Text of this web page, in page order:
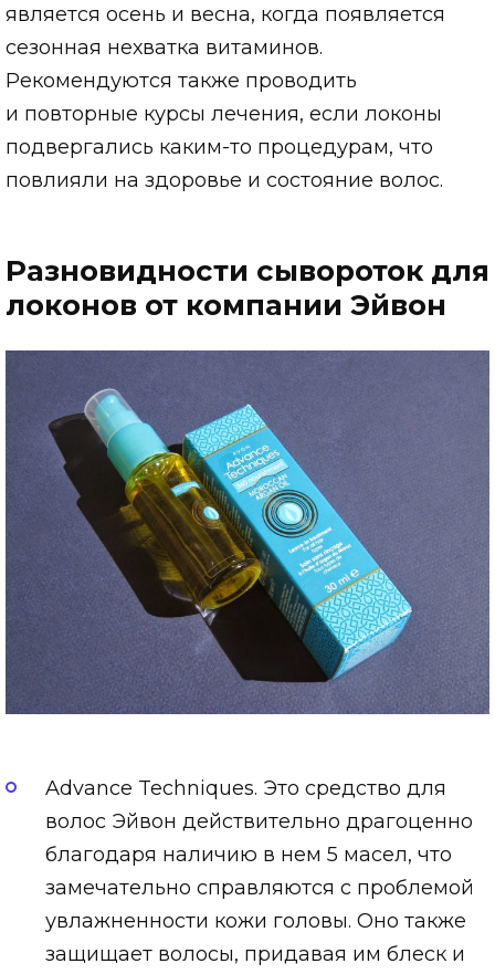
является осень и весна, когда появляется
сезонная нехватка витаминов.
Рекомендуются также проводить
и повторные курсы лечения, если локоны
подвергались каким-то процедурам, что
повлияли на здоровье и состояние волос.
Разновидности сывороток для
локонов от компании Эйвон
Advance Techniques. Это средство для
волос Эйвон действительно драгоценно
благодаря наличию в нем 5 масел, что
замечательно справляются с проблемой
увлажненности кожи головы. Оно также
защищает волосы, придавая им блеск и